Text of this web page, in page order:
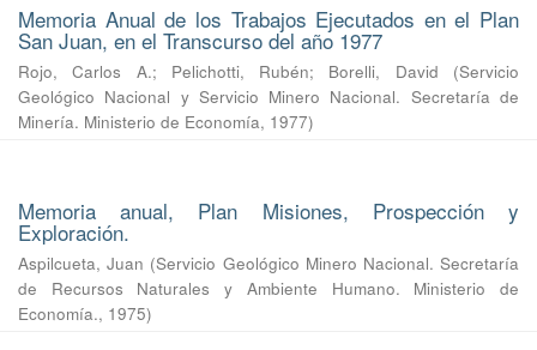
Memoria Anual de los Trabajos Ejecutados en el Plan
San Juan, en el Transcurso del año 1977
Rojo, Carlos A.; Pelichotti, Rubén; Borelli, David (Servicio
Geológico Nacional y Servicio Minero Nacional. Secretaría de
Minería. Ministerio de Economía, 1977)
Memoria anual, Plan Misiones, Prospección y
Exploración.
Aspilcueta, Juan (Servicio Geológico Minero Nacional. Secretaría
de Recursos Naturales y Ambiente Humano. Ministerio de
Economía., 1975)